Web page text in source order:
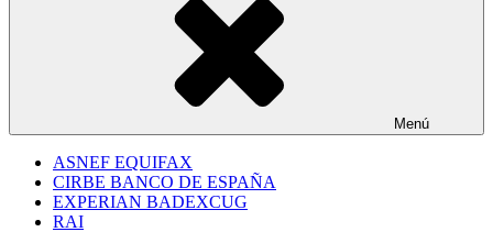
Menú
ASNEF EQUIFAX
CIRBE BANCO DE ESPAÑA
EXPERIAN BADEXCUG
RAI